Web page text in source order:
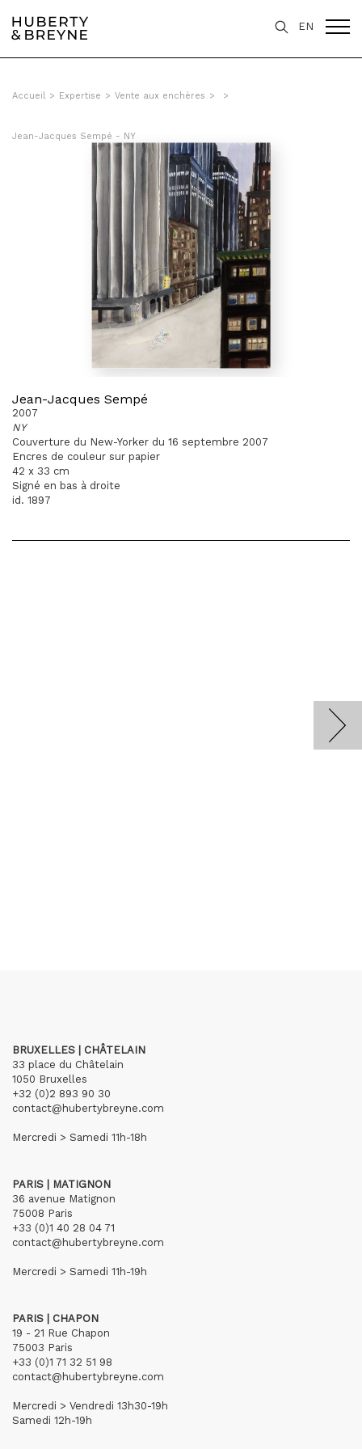
EN
Accueil > Expertise > Vente aux enchères > >
Jean-Jacques Sempé - NY
Jean-Jacques Sempé
2007
NY
Couverture du New-Yorker du 16 septembre 2007
Encres de couleur sur papier
42 x 33 cm
Signé en bas à droite
id. 1897
BRUXELLES | CHÂTELAIN
33 place du Châtelain
1050 Bruxelles
+32 (0)2 893 90 30
contact@hubertybreyne.com
Mercredi > Samedi 11h-18h
PARIS | MATIGNON
36 avenue Matignon
75008 Paris
+33 (0)1 40 28 04 71
contact@hubertybreyne.com
Mercredi > Samedi 11h-19h
PARIS | CHAPON
19 - 21 Rue Chapon
75003 Paris
+33 (0)1 71 32 51 98
contact@hubertybreyne.com
Mercredi > Vendredi 13h30-19h
Samedi 12h-19h